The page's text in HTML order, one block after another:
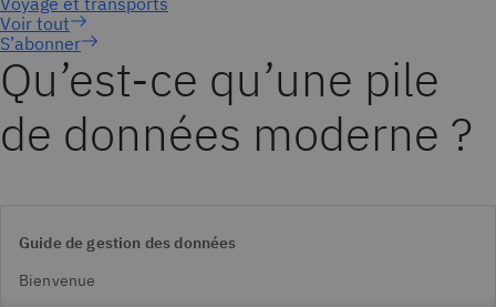
S’abonner
Qu’est-ce qu’une pile
de données moderne ?
Guide de gestion des données
Bienvenue